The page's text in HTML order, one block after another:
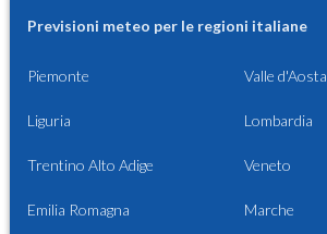
Previsioni meteo per le regioni italiane
Piemonte Valle d'Aosta
Liguria Lombardia
Trentino Alto Adige Veneto
Emilia Romagna Marche